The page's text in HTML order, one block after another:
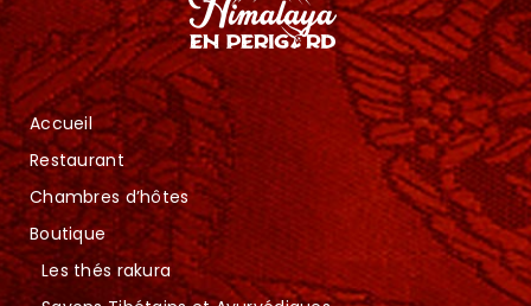
Accueil
Restaurant
Chambres d’hôtes
Boutique
Les thés rakura
Savons Tibétains et Ayurvédiques
Meubles Tibétains